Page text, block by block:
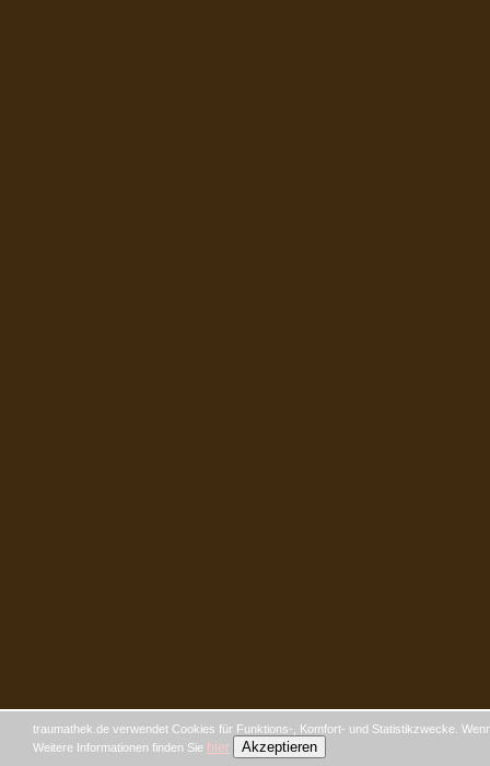
traumathek.de verwendet Cookies für Funktions-, Komfort- und Statistikzwecke.
Weitere Informationen finden Sie hier Akzeptieren